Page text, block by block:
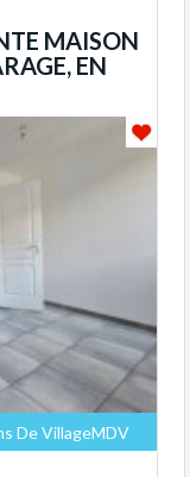
MAISON
EN
De VillageMDV